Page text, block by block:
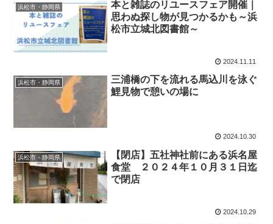
浜松市・静岡県
本と雑誌のリユースフェア開催｜
思わぬ探し物が見つかるかも～浜
松市立城北図書館～
2024.11.11
浜松市・静岡県
三浦橋の下を流れる馬込川を泳ぐ
鯉見物で憩いの場に
2024.10.30
浜松市・静岡県
【閉店】五社神社前にある浜名屋
食堂 ２０２４年１０月３１日迄
で閉店
2024.10.29